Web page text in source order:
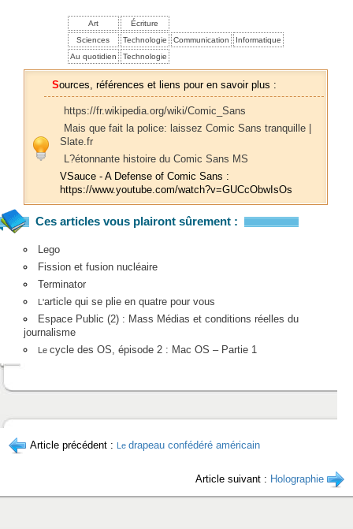
Art
Écriture
Sciences
Technologie Communication
Informatique
Au quotidien
Technologie
Sources, références et liens pour en savoir plus :
https://fr.wikipedia.org/wiki/Comic_Sans
Mais que fait la police: laissez Comic Sans tranquille |
Slate.fr
L?étonnante histoire du Comic Sans MS
VSauce - A Defense of Comic Sans :
https://www.youtube.com/watch?v=GUCcObwIsOs
Ces articles vous plairont sûrement :
Lego
Fission et fusion nucléaire
Terminator
L'article qui se plie en quatre pour vous
Espace Public (2) : Mass Médias et conditions réelles du
journalisme
Le cycle des OS, épisode 2 : Mac OS – Partie 1
Article précédent : Le drapeau confédéré américain
Article suivant : Holographie